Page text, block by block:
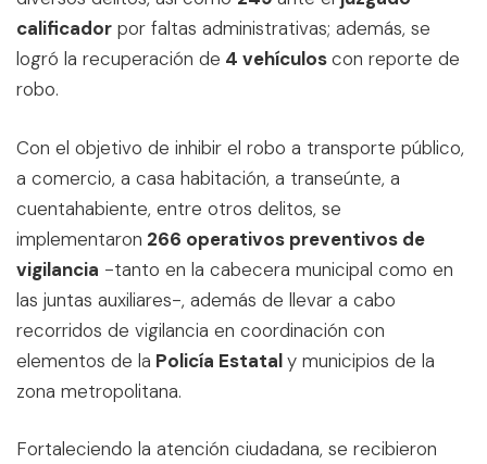
calificador por faltas administrativas; además, se
logró la recuperación de 4 vehículoscon reporte de
robo.
Con el objetivo de inhibir el robo a transporte público,
a comercio, a casa habitación, a transeúnte, a
cuentahabiente, entre otros delitos, se
implementaron 266 operativos preventivos de
vigilancia -tanto en la cabecera municipal como en
las juntas auxiliares-, además de llevar a cabo
recorridos de vigilancia en coordinación con
elementos de la Policía Estataly municipios de la
zona metropolitana.
Fortaleciendo la atención ciudadana, se recibieron